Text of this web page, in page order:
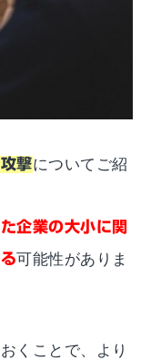
撃についてご紹
企業の大小に関
可能性がありま
くことで、より